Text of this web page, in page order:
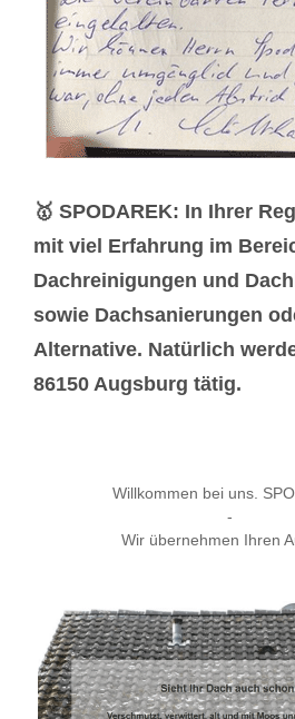
🥇 SPODAREK: In Ihrer
mit viel Erfahrung im
Dachreinigungen und
sowie Dachsanierungen
Alternative. Natürlich
86150 Augsburg tätig.
Willkommen bei uns.
-
Wir übernehmen Ihren